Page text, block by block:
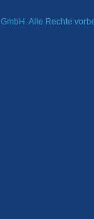
Alle Rechte